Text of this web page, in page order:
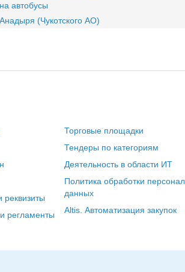
автобусы
(Чукотского АО)
реквизиты
регламенты
Торговые площадки
Тендеры по категориям
Деятельность в области ИТ
Политика обработки
данных
Altis. Автоматизация закупок